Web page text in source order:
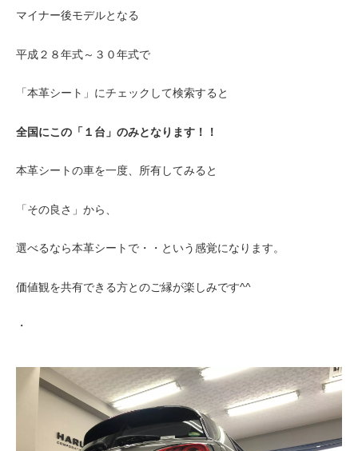
マイナー後モデルとなる
平成２８年式～３０年式で
「本革シート」にチェックして検索すると
全国にこの「１台」のみとなります！！
本革シートの車を一度、所有してみると
「その良さ」から、
選べるなら本革シートで・・という感覚になります。
価値観を共有できる方とのご縁が楽しみです^^
・